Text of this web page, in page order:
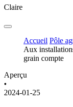
Claire
Accueil Pôle
Aux
grain compte
Aperçu
•
2024-01-25